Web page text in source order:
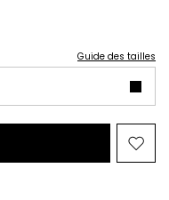
Guide des tailles